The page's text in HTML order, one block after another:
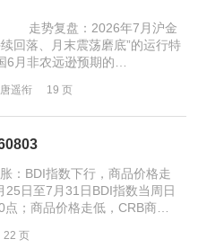
势复盘：2026年7月沪金
回落、月末震荡磨底”的运行特
6月非农远逊预期的…
遥衔 19 页
指数下行，商品价格走
日至7月31日BDI指数当周日
；商品价格走低，CRB商…
22 页